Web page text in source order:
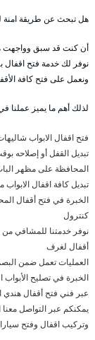
هل تبحث عن طريقة امنة
أن كنت قد سبق وواجهت
نوفر لك خدمة فتح اقفال
ونعمل على فتح كافة
لذلك أهم ما يميز عملنا
فتح اقفال الابواب
تبديل القفل أو إصلاحه
المحافظة على مظهر
تبديل كافة اقفال
الخبرة في فتح أقفال
كنترول
نوفر خدمتنا للمشافي
أقفال لغرف
العمليات تعمل ضمن
الخبرة في تصليح
عبر فني فتح أقفال هندي
يمكنكم عبر التواصل
وتركيب اقفال وفتح